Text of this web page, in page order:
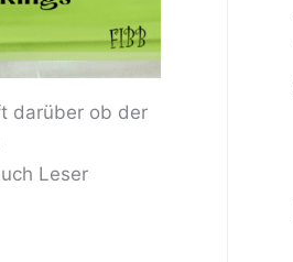
darüber ob der
Leser